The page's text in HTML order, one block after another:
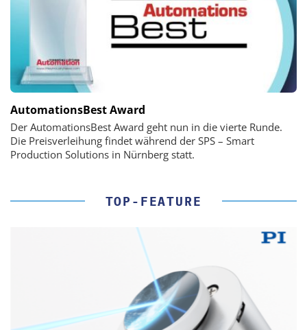
AutomationsBest Award
Der AutomationsBest Award geht nun in die vierte Runde.
Die Preisverleihung findet während der SPS – Smart
Production Solutions in Nürnberg statt.
TOP-FEATURE